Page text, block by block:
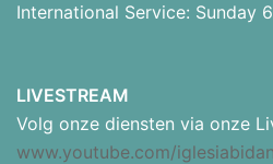
International Service: Sunday
LIVESTREAM
Volg onze diensten via onze
www.youtube.com/